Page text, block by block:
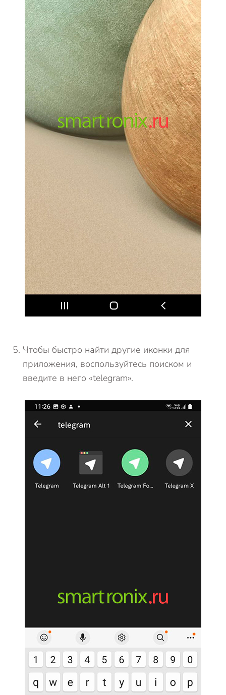
Чтобы быстро найти другие иконки для
приложения, воспользуйтесь поиском и
введите в него «telegram».